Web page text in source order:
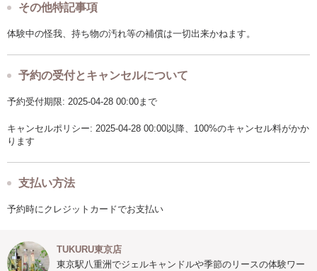
その他特記事項
体験中の怪我、持ち物の汚れ等の補償は一切出来かねます。
予約の受付とキャンセルについて
予約受付期限: 2025-04-28 00:00まで
キャンセルポリシー: 2025-04-28 00:00以降、100%のキャンセル料がかか
ります
支払い方法
予約時にクレジットカードでお支払い
TUKURU東京店
東京駅八重洲でジェルキャンドルや季節のリースの体験ワー